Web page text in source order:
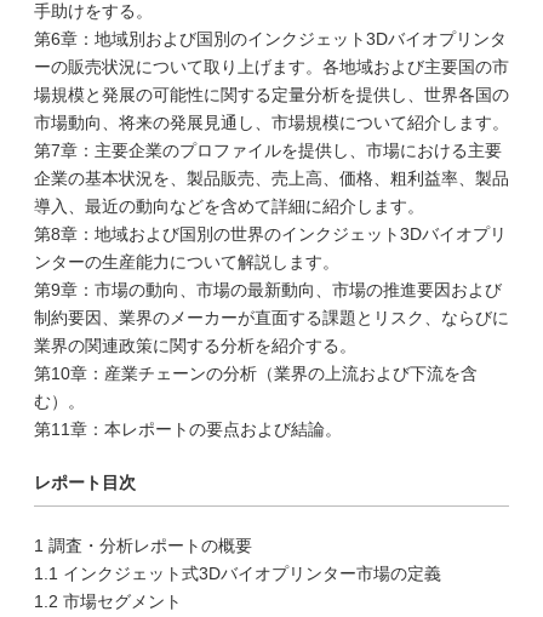
手助けをする。
第6章：地域別および国別のインクジェット3Dバイオプリンタ
ーの販売状況について取り上げます。各地域および主要国の市
場規模と発展の可能性に関する定量分析を提供し、世界各国の
市場動向、将来の発展見通し、市場規模について紹介します。
第7章：主要企業のプロファイルを提供し、市場における主要
企業の基本状況を、製品販売、売上高、価格、粗利益率、製品
導入、最近の動向などを含めて詳細に紹介します。
第8章：地域および国別の世界のインクジェット3Dバイオプリ
ンターの生産能力について解説します。
第9章：市場の動向、市場の最新動向、市場の推進要因および
制約要因、業界のメーカーが直面する課題とリスク、ならびに
業界の関連政策に関する分析を紹介する。
第10章：産業チェーンの分析（業界の上流および下流を含
む）。
第11章：本レポートの要点および結論。
レポート目次
1 調査・分析レポートの概要
1.1 インクジェット式3Dバイオプリンター市場の定義
1.2 市場セグメント